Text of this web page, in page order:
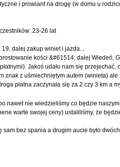
i prowiant na drogę (w domu u
23-26 lat
dalej zakup winiet i jazda...
kości &#61514; dalej Wiedeń,
Jakoś udało nam się
znak z uśmiechniętym autem (winieta)
płatna zaczynała się za 2 czy 3 km a
nawet nie wiedzieliśmy co będzie
warte swojej ceny) ustaliliśmy, że
bez spania a drugim aucie było